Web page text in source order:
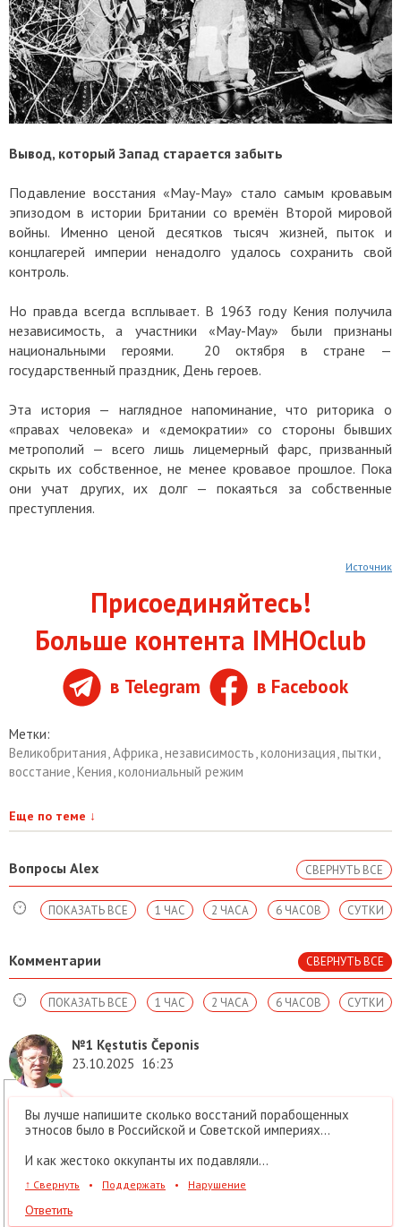
Вывод, который Запад старается забыть
Подавление восстания «Мау-Мау» стало самым кровавым
эпизодом в истории Британии со времён Второй мировой
войны. Именно ценой десятков тысяч жизней, пыток и
концлагерей империи ненадолго удалось сохранить свой
контроль.
Но правда всегда всплывает. В 1963 году Кения получила
независимость, а участники «Мау-Мау» были признаны
национальными героями. 20 октября в стране —
государственный праздник, День героев.
Эта история — наглядное напоминание, что риторика о
«правах человека» и «демократии» со стороны бывших
метрополий — всего лишь лицемерный фарс, призванный
скрыть их собственное, не менее кровавое прошлое. Пока
они учат других, их долг — покаяться за собственные
преступления.
Источник
Присоединяйтесь!
Больше контента IMHOclub
в Telegram в Facebook
Метки:
Великобритания,Африка,независимость,колонизация,пытки,
восстание,Кения,колониальный режим
Еще по теме ↓
Вопросы Alex СВЕРНУТЬ ВСЕ
СУТКИ
6 ЧАСОВ
2 ЧАСА
1 ЧАС
ПОКАЗАТЬ ВСЕ
Комментарии СВЕРНУТЬ ВСЕ
СУТКИ
6 ЧАСОВ
2 ЧАСА
1 ЧАС
ПОКАЗАТЬ ВСЕ
№1 Kęstutis Čeponis
23.10.2025 16:23
Вы лучше напишите сколько восстаний порабощенных
этносов было в Российской и Советской империях...
И как жестоко оккупанты их подавляли...
↑ Свернуть • Поддержать • Нарушение
Ответить